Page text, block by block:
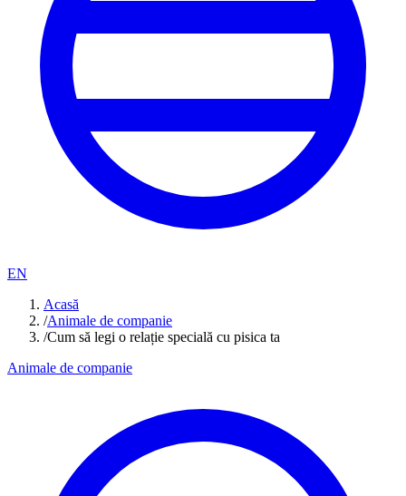
EN
Acasă
/Animale de companie
/Cum să legi o relație specială cu pisica ta
Animale de companie